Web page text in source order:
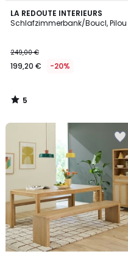
LA REDOUTE INTERIEURS
Schlafzimmerbank/Boucl, Pilou
249,00 €
199,20 € -20%
5
/
5
/